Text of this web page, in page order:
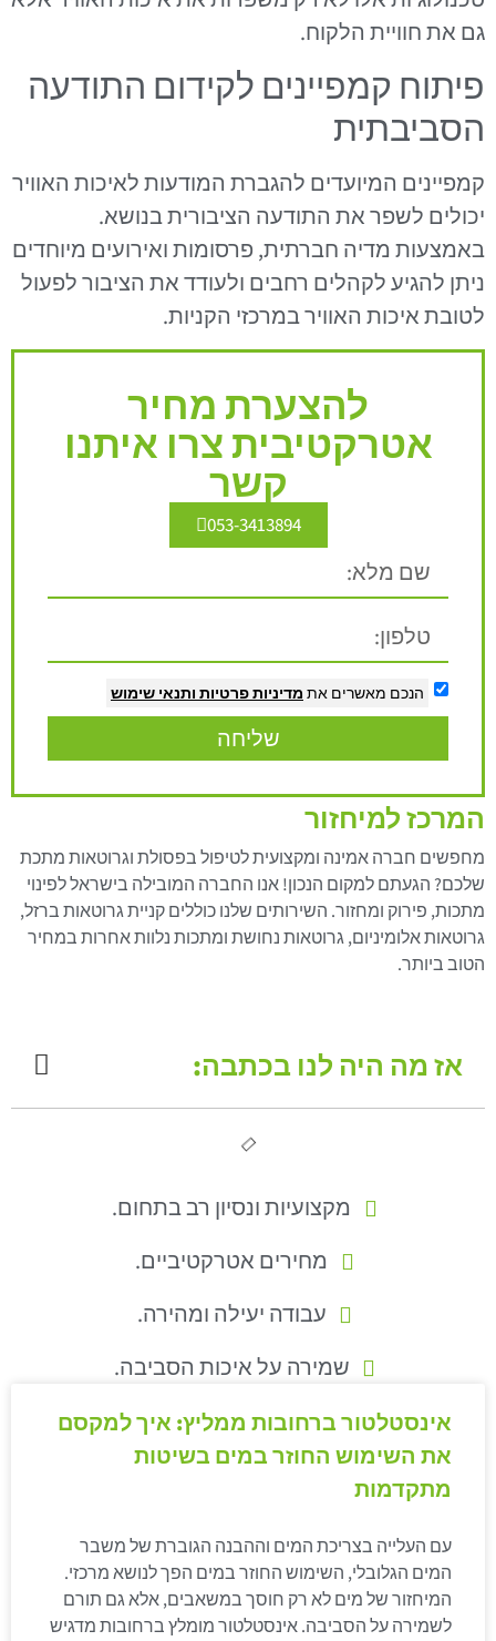
גם את חוויית הלקוח.
פיתוח קמפיינים לקידום התודעה
הסביבתית
קמפיינים המיועדים להגברת המודעות לאיכות האוויר
יכולים לשפר את התודעה הציבורית בנושא.
באמצעות מדיה חברתית, פרסומות ואירועים מיוחדים
ניתן להגיע לקהלים רחבים ולעודד את הציבור לפעול
לטובת איכות האוויר במרכזי הקניות.
להצערת מחיר
אטרקטיבית צרו איתנו
קשר
053-3413894
הנכם מאשרים את מדיניות פרטיות ותנאי שימוש
שליחה
המרכז למיחזור
מחפשים חברה אמינה ומקצועית לטיפול בפסולת וגרוטאות מתכת
שלכם? הגעתם למקום הנכון! אנו החברה המובילה בישראל לפינוי
מתכות, פירוק ומחזור. השירותים שלנו כוללים קניית גרוטאות ברזל,
גרוטאות אלומיניום, גרוטאות נחושת ומתכות נלוות אחרות במחיר
הטוב ביותר.
אז מה היה לנו בכתבה:
מקצועיות ונסיון רב בתחום.
מחירים אטרקטיביים.
עבודה יעילה ומהירה.
שמירה על איכות הסביבה.
אינסטלטור ברחובות ממליץ: איך למקסם
את השימוש החוזר במים בשיטות
מתקדמות
עם העלייה בצריכת המים וההבנה הגוברת של משבר
המים הגלובלי, השימוש החוזר במים הפך לנושא מרכזי.
המיחזור של מים לא רק חוסך במשאבים, אלא גם תורם
לשמירה על הסביבה. אינסטלטור מומלץ ברחובות מדגיש